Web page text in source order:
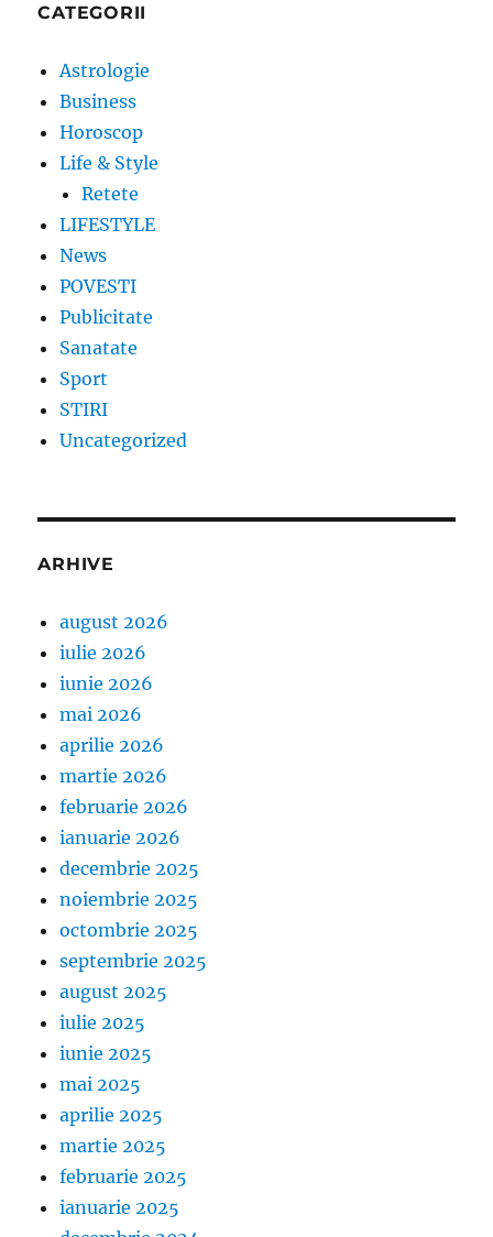
CATEGORII
Astrologie
Business
Horoscop
Life & Style
Retete
LIFESTYLE
News
POVESTI
Publicitate
Sanatate
Sport
STIRI
Uncategorized
ARHIVE
august 2026
iulie 2026
iunie 2026
mai 2026
aprilie 2026
martie 2026
februarie 2026
ianuarie 2026
decembrie 2025
noiembrie 2025
octombrie 2025
septembrie 2025
august 2025
iulie 2025
iunie 2025
mai 2025
aprilie 2025
martie 2025
februarie 2025
ianuarie 2025